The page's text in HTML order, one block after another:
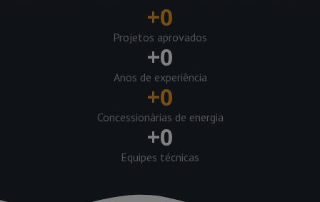
+0
Projetos aprovados
+0
Anos de experiência
+0
Concessionárias de energia
+0
Equipes técnicas